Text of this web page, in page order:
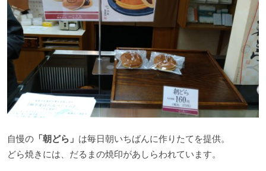
自慢の「朝どら」 は毎日朝いちばんに作りたてを提供。
どら焼きには、だるまの焼印があしらわれています。